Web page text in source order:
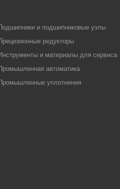
и подшипниковые узлы
редукторы
и материалы для сервиса
автоматика
уплотнения